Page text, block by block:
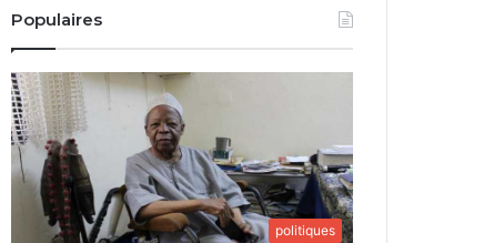
Populaires
politiques